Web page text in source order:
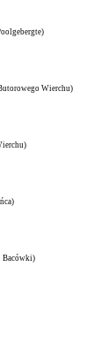
Wierchu)
Bacówki)